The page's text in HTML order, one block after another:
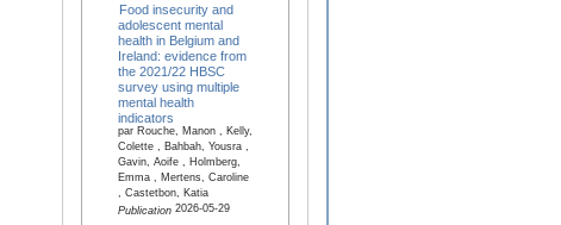
Food insecurity and
adolescent mental
health in Belgium and
Ireland: evidence from
the 2021/22 HBSC
survey using multiple
mental health
indicators
par Rouche, Manon , Kelly,
Colette , Bahbah, Yousra ,
Gavin, Aoife , Holmberg,
Emma , Mertens, Caroline
, Castetbon, Katia
Publication2026-05-29